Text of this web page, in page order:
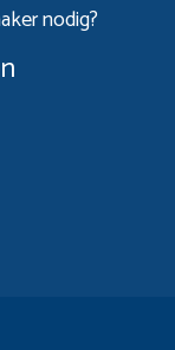
nodig?